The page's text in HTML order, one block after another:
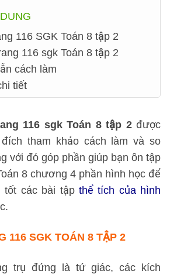
116 SGK Toán 8 tập 2
116 sgk Toán 8 tập 2
cách làm
tiết
116 sgk Toán 8 tập 2được
tham khảo cách làm và so
với đó góp phần giúp bạn ôn tập
8 chương 4 phần hình học để
tốt các bài tập thể tích của hình
116 SGK TOÁN 8 TẬP 2
trụ đứng là tứ giác, các kích